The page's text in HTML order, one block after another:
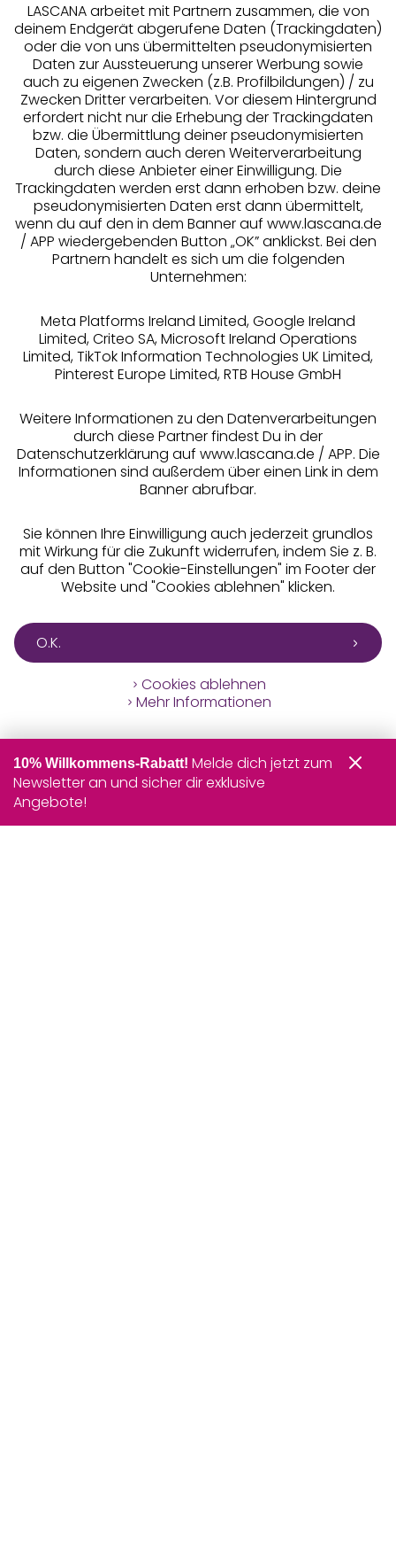
Services
Beratung
Über uns
Rechtliches
Alle Preise inkl. MwSt., zzgl.
Versandkosten
LASCANA arbeitet mit Partnern zusammen, die von
deinem Endgerät abgerufene Daten (Trackingdaten)
oder die von uns übermittelten pseudonymisierten
Daten zur Aussteuerung unserer Werbung sowie
auch zu eigenen Zwecken (z.B. Profilbildungen) / zu
Zwecken Dritter verarbeiten. Vor diesem Hintergrund
erfordert nicht nur die Erhebung der Trackingdaten
bzw. die Übermittlung deiner pseudonymisierten
Daten, sondern auch deren Weiterverarbeitung
durch diese Anbieter einer Einwilligung. Die
Trackingdaten werden erst dann erhoben bzw. deine
pseudonymisierten Daten erst dann übermittelt,
wenn du auf den in dem Banner auf www.lascana.de
/ APP wiedergebenden Button „OK” anklickst. Bei den
Partnern handelt es sich um die folgenden
Unternehmen:
Meta Platforms Ireland Limited, Google Ireland
Limited, Criteo SA, Microsoft Ireland Operations
Limited, TikTok Information Technologies UK Limited,
Pinterest Europe Limited, RTB House GmbH
Weitere Informationen zu den Datenverarbeitungen
durch diese Partner findest Du in der
Datenschutzerklärung auf www.lascana.de / APP. Die
Informationen sind außerdem über einen Link in dem
Banner abrufbar.
Sie können Ihre Einwilligung auch jederzeit grundlos
mit Wirkung für die Zukunft widerrufen, indem Sie z. B.
auf den Button "Cookie-Einstellungen" im Footer der
Website und "Cookies ablehnen" klicken.
O.K.
Cookies ablehnen
Mehr Informationen
10% Willkommens-Rabatt! Melde dich jetzt zum
Newsletter an und sicher dir exklusive
Angebote!